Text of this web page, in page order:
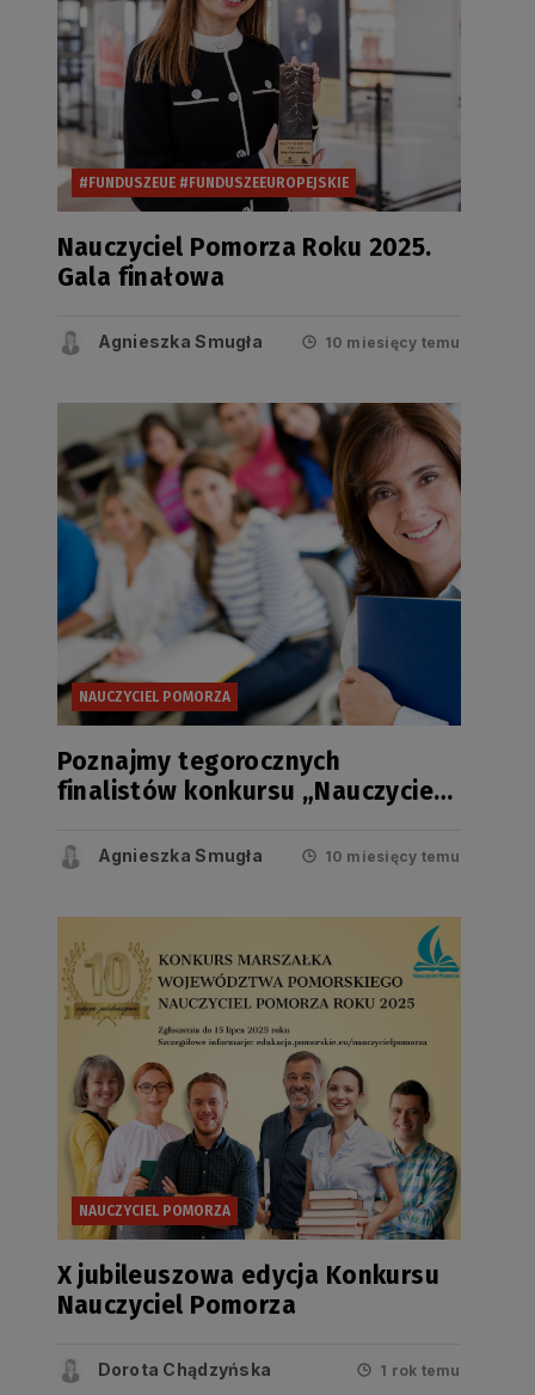
#FUNDUSZEUE #FUNDUSZEEUROPEJSKIE
Nauczyciel Pomorza Roku 2025.
Gala finałowa
Agnieszka Smugła 10 miesięcy temu
NAUCZYCIEL POMORZA
Poznajmy tegorocznych
finalistów konkursu „Nauczyciel
Agnieszka Smugła 10 miesięcy temu
NAUCZYCIEL POMORZA
X jubileuszowa edycja Konkursu
Nauczyciel Pomorza
Dorota Chądzyńska 1 rok temu